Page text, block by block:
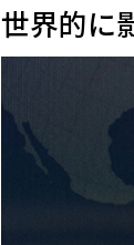
世界的に